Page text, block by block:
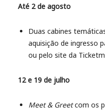
Até 2 de agosto
Duas cabines
aquisição de ingresso
ou pelo site da
12 e 19 de julho
Meet & Greetcom os